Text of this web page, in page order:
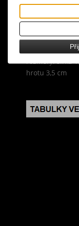
design: černý
šroubovacími
přezkou
rozměry: šířka
hrotu 3,5 cm